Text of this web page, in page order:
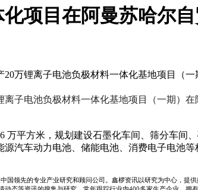
项目在阿曼苏哈尔
万锂离子电池负极材料一体化基地项目（
离子电池负极材料一体化基地项目（一期）在
万平方米，规划建设石墨化车间、筛分车
汽车动力电池、储能电池、消费电子电池等
国领先的专业产业研究和顾问公司。鑫椤资讯以研究为中心，提